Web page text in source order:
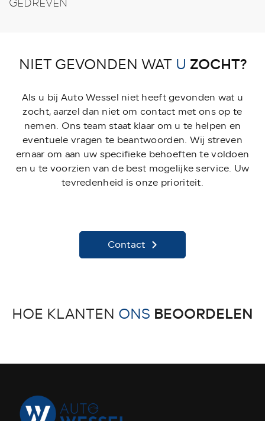
NIET GEVONDEN WAT U ZOCHT?
Als u bij Auto Wessel niet heeft gevonden wat u
zocht, aarzel dan niet om contact met ons op te
nemen. Ons team staat klaar om u te helpen en
eventuele vragen te beantwoorden. Wij streven
ernaar om aan uw specifieke behoeften te voldoen
en u te voorzien van de best mogelijke service. Uw
tevredenheid is onze prioriteit.
Contact
HOE KLANTEN ONS BEOORDELEN